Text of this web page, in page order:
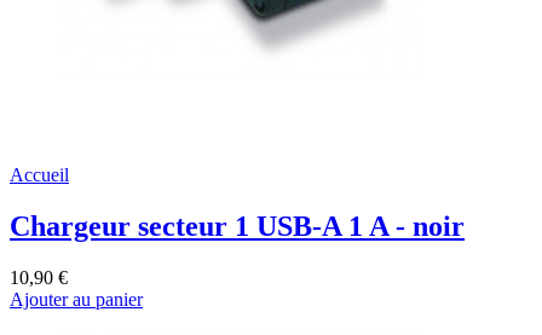
Accueil
Chargeur secteur 1 USB-A 1 A - noir
10,90 €
Ajouter au panier